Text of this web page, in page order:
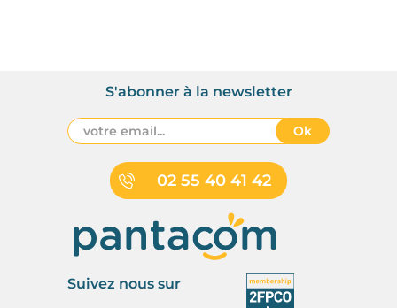
02 55 40 41 42
S'abonner à la newsletter
Ok
Suivez nous sur